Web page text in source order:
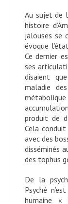
Au sujet de
histoire
jalouses se
évoque
Ce dernier
ses
disaient
maladie
produit de
Cela
avec des
disséminés
des tophus
De la
Psyché
humaine «